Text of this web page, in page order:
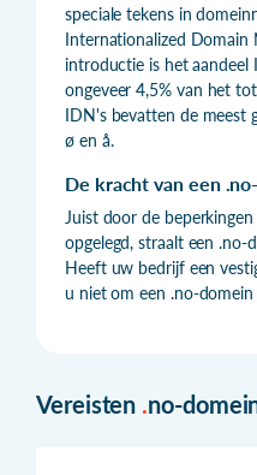
speciale tekens in
Internationalized Domain
introductie is het aandeel
ongeveer 4,5% van het
IDN's bevatten de meest
ø en å.
De kracht van een
Juist door de
opgelegd, straalt een
Heeft uw bedrijf een
u niet om een .no-domein
Vereisten .no-